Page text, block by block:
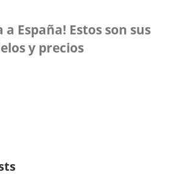
a España! Estos son sus
y precios